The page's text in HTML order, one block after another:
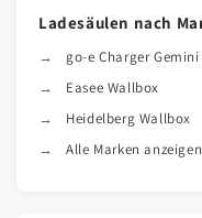
Ladesäulen nach
go-e Charger Gemini
Easee Wallbox
Heidelberg Wallbox
Alle Marken anzeigen